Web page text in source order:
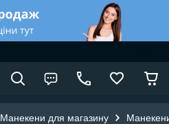
Манекени для магазину